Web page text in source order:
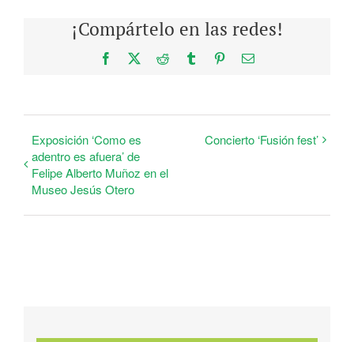
¡Compártelo en las redes!
Facebook Reddit Tumblr PinterestCorreo
Exposición ‘Como es
adentro es afuera’ de
Felipe Alberto Muñoz en el
Museo Jesús Otero
Concierto ‘Fusión fest’